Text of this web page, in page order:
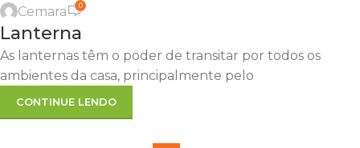
Cemara 0
Lanterna
As lanternas têm o poder de transitar por todos os
ambientes da casa, principalmente pelo
CONTINUE LENDO